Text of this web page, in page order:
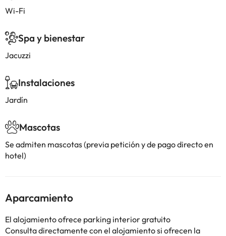
Wi-Fi
Spa y bienestar
Jacuzzi
Instalaciones
Jardín
Mascotas
Se admiten mascotas (previa petición y de pago directo en
hotel)
Aparcamiento
El alojamiento ofrece parking interior gratuito
Consulta directamente con el alojamiento si ofrecen la